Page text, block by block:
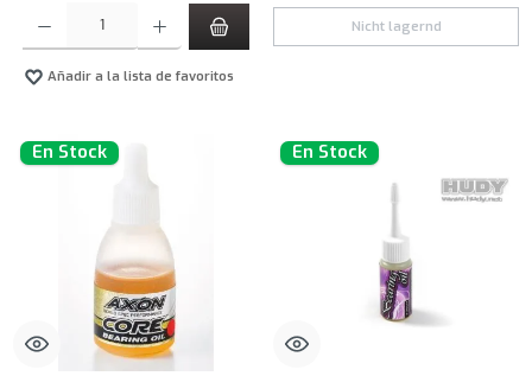
Cantidad del producto: introduce la cantidad deseada o usa los botones para aumentar o
Añadir a la lista de favoritos
Nicht lagernd
En Stock En Stock